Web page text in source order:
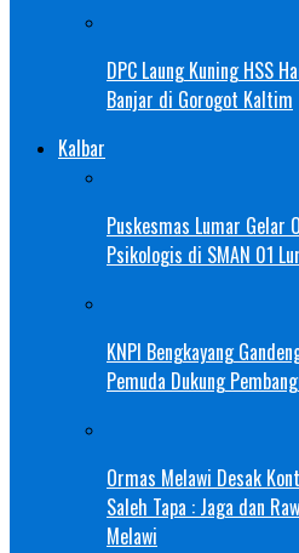
DPC Laung Kuning HSS
Banjar di Gorogot Kaltim
Kalbar
Puskesmas Lumar Gelar
Psikologis di SMAN 01
KNPI Bengkayang
Pemuda Dukung
Ormas Melawi Desak
Saleh Tapa : Jaga dan
Melawi